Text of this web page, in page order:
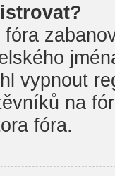
vypnout
na
fóra.